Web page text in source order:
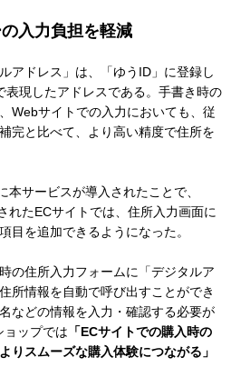
入力負担を軽減
アドレス」は、「ゆうID」に登録し
表現したアドレスである。手書き時の
Webサイトでの入力においても、従
完と比べて、より高い精度で住所を
サービスが導入されたことで、
れたECサイトでは、住所入力画面に
目を追加できるようになった。
の住所入力フォームに「デジタルア
所情報を自動で呼び出すことができ
などの情報を入力・確認する必要が
ョップでは 「ECサイトでの購入時の
りスムーズな購入体験につながる」